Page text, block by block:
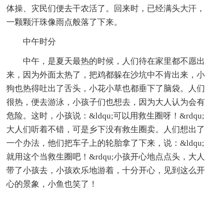
体操、灾民们便去干农活了。回来时，已经满头大汗，
一颗颗汗珠像雨点般落了下来。
中午时分
中午，是夏天最热的时候，人们待在家里都不愿出
来，因为外面太热了，把鸡都躲在沙坑中不肯出来，小
狗也热得吐出了舌头，小花小草也都垂下了脑袋。人们
很热，便去游泳，小孩子们也想去，因为大人认为会有
危险。这时，小孩说：&ldqu;可以用救生圈呀！&rdqu;
大人们听着不错，可是乡下没有救生圈卖。人们想出了
一个办法，他们把车子上的轮胎拿了下来，说：&ldqu;
就用这个当救生圈吧！&rdqu;小孩开心地点点头，大人
带了小孩去，小孩欢乐地游着，十分开心，见到这么开
心的景象，小鱼也笑了！